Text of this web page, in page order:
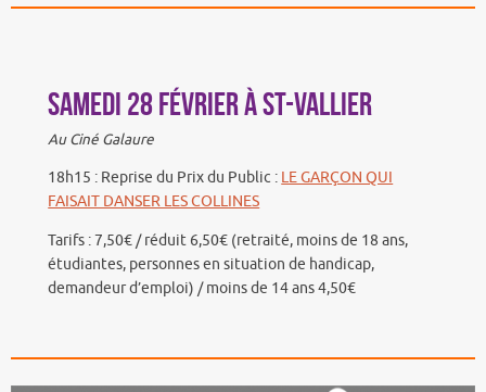
Samedi 28 février à St-Vallier
Au Ciné Galaure
18h15 : Reprise du Prix du Public : LE GARÇON QUI
FAISAIT DANSER LES COLLINES
Tarifs : 7,50€ / réduit 6,50€ (retraité, moins de 18 ans,
étudiantes, personnes en situation de handicap,
demandeur d’emploi) / moins de 14 ans 4,50€